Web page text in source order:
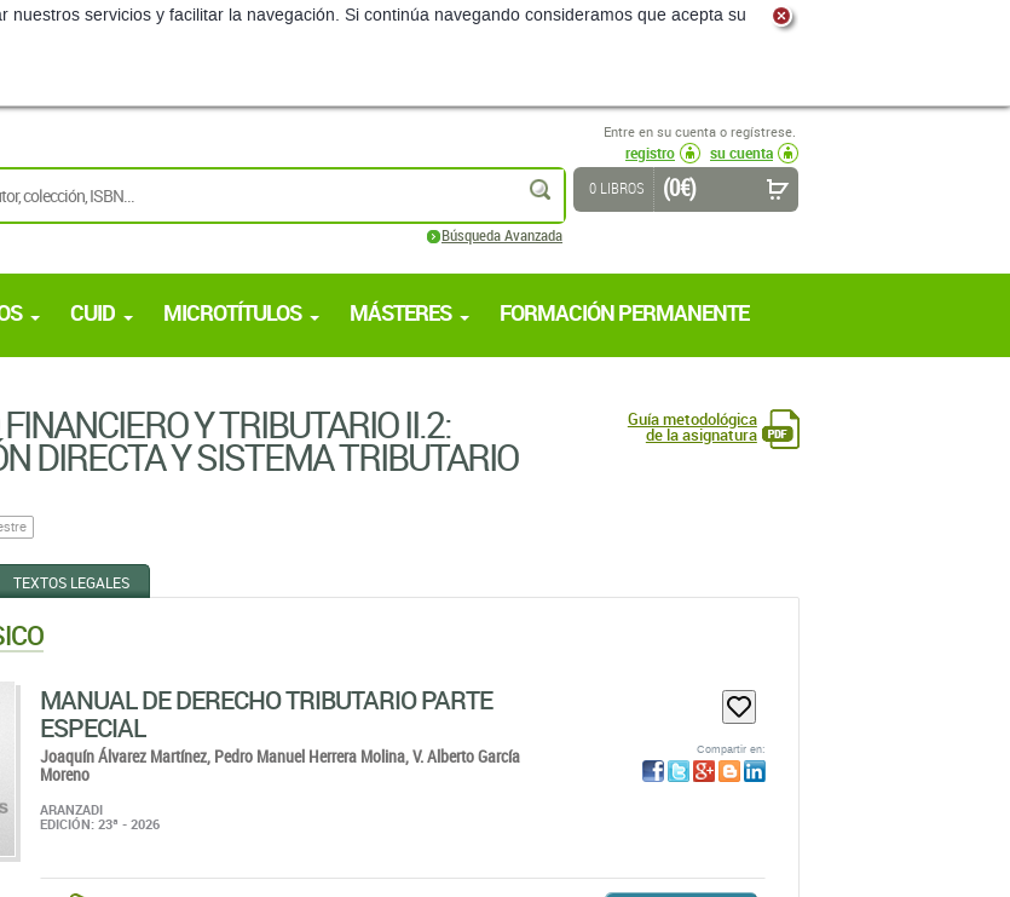
nuestros servicios y facilitar la navegación. Si continúa navegando consideramos que acepta su
Entre en su cuenta o regístrese.
registro
su cuenta
buscar
Búsqueda Avanzada
0 LIBROS (0 €)
CUID MICROTÍTULOS MÁSTERES FORMACIÓN PERMANENTE
Y TRIBUTARIO II.2:
DIRECTA Y SISTEMA TRIBUTARIO
Guía metodológica
de la asignatura
TEXTOS LEGALES
MANUAL DE DERECHO TRIBUTARIO PARTE
ESPECIAL
Joaquín Álvarez Martínez, Pedro Manuel Herrera Molina,V. Alberto García
Moreno
ARANZADI
EDICIÓN: 23ª - 2026
Compartir en: